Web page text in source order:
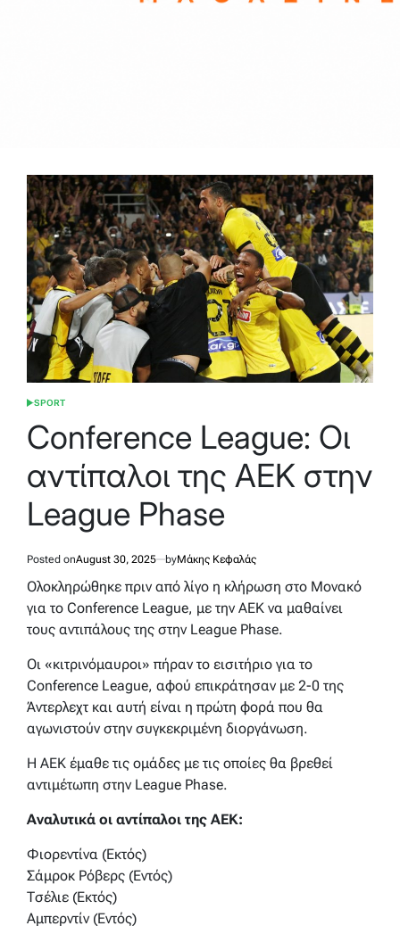
POSTED
SPORT
Conference League: Οι
αντίπαλοι της ΑΕΚ στην
League Phase
Posted onAugust 30, 2025 byΜάκης Κεφαλάς
Ολοκληρώθηκε πριν από λίγο η κλήρωση στο Μονακό
για το Conference League, με την ΑΕΚ να μαθαίνει
τους αντιπάλους της στην League Phase.
Οι «κιτρινόμαυροι» πήραν το εισιτήριο για το
Conference League, αφού επικράτησαν με 2-0 της
Άντερλεχτ και αυτή είναι η πρώτη φορά που θα
αγωνιστούν στην συγκεκριμένη διοργάνωση.
Η ΑΕΚ έμαθε τις ομάδες με τις οποίες θα βρεθεί
αντιμέτωπη στην League Phase.
Αναλυτικά οι αντίπαλοι της ΑΕΚ:
Φιορεντίνα (Εκτός)
Σάμροκ Ρόβερς (Εντός)
Τσέλιε (Εκτός)
Αμπερντίν (Εντός)